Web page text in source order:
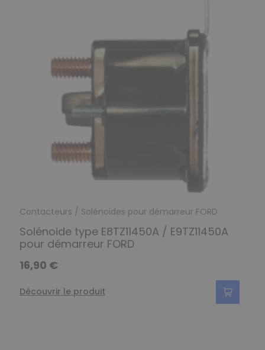
Contacteurs / Solénoïdes pour démarreur FORD
Solénoide type E8TZ11450A / E9TZ11450A
pour démarreur FORD
16,90 €
Découvrir le produit